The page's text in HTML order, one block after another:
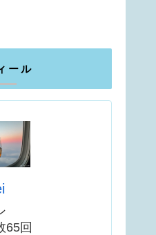
ール
65回